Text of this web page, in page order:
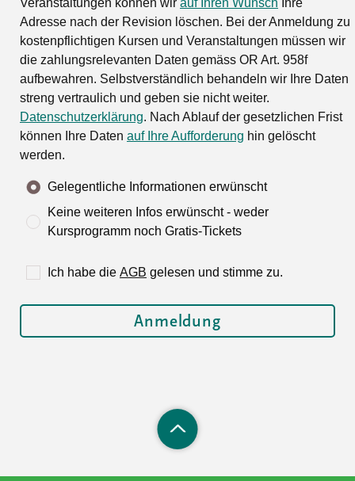
Veranstaltungen können wir auf Ihren Wunsch Ihre
Adresse nach der Revision löschen. Bei der Anmeldung zu
kostenpflichtigen Kursen und Veranstaltungen müssen wir
die zahlungsrelevanten Daten gemäss OR Art. 958f
aufbewahren. Selbstverständlich behandeln wir Ihre Daten
streng vertraulich und geben sie nicht weiter.
Datenschutzerklärung. Nach Ablauf der gesetzlichen Frist
können Ihre Daten auf Ihre Aufforderung hin gelöscht
werden.
Gelegentliche Informationen erwünscht
Keine weiteren Infos erwünscht - weder
Kursprogramm noch Gratis-Tickets
Ich habe die AGB gelesen und stimme zu.